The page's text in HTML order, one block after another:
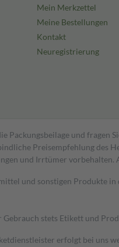
Mein Merkzettel
Meine Bestellungen
Kontakt
Neuregistrierung
Packungsbeilage und
Preisempfehlung des
und Irrtümer
und sonstigen Produkte
stets Etikett und
erfolgt bei uns